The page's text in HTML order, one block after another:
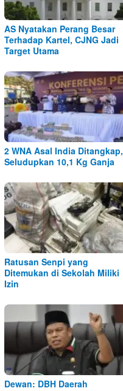
AS Nyatakan Perang Besar
Terhadap Kartel, CJNG Jadi
Target Utama
2 WNA Asal India Ditangkap,
Seludupkan 10,1 Kg Ganja
Ratusan Senpi yang
Ditemukan di Sekolah Miliki
Izin
Dewan: DBH Daerah